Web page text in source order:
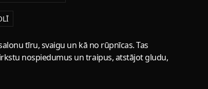
tīru, svaigu un kā no rūpnīcas. Tas
nospiedumus un traipus, atstājot gludu,